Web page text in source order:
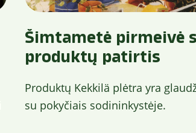
Šimtametė pirmeivė
produktų patirtis
Produktų Kekkilä plėtra yra
su pokyčiais sodininkystėje.